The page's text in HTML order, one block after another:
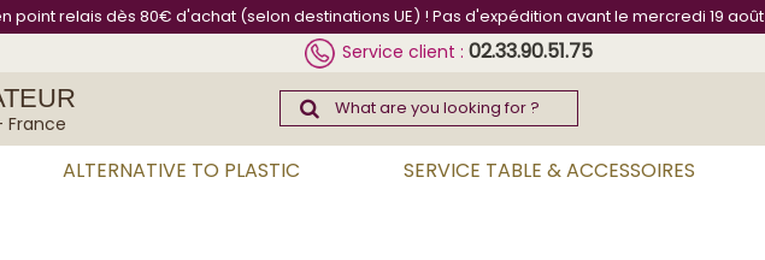
point relais dès 80€ d'achat (selon destinations UE) ! Pas d'expédition avant le mercredi 19 août
Service client :02.33.90.51.75
France
ALTERNATIVE TO PLASTIC SERVICE TABLE & ACCESSOIRES